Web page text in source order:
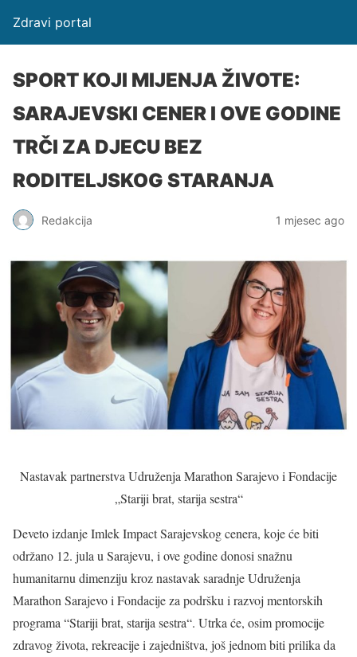
Zdravi portal
SPORT KOJI MIJENJA ŽIVOTE:
SARAJEVSKI CENER I OVE GODINE
TRČI ZA DJECU BEZ
RODITELJSKOG STARANJA
Redakcija 1 mjesec ago
Nastavak partnerstva Udruženja Marathon Sarajevo i Fondacije
„Stariji brat, starija sestra“
Deveto izdanje Imlek Impact Sarajevskog cenera, koje će biti
održano 12. jula u Sarajevu, i ove godine donosi snažnu
humanitarnu dimenziju kroz nastavak saradnje Udruženja
Marathon Sarajevo i Fondacije za podršku i razvoj mentorskih
programa “Stariji brat, starija sestra“. Utrka će, osim promocije
zdravog života, rekreacije i zajedništva, još jednom biti prilika da